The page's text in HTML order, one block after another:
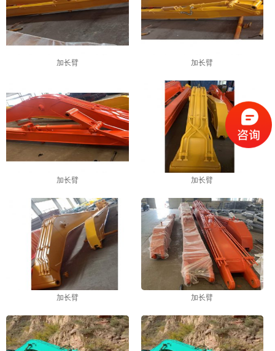
加长臂 加长臂
加长臂 加长臂
加长臂 加长臂